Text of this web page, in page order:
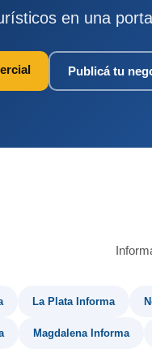
en una
Publicá tu
La Plata Informa
Magdalena Informa